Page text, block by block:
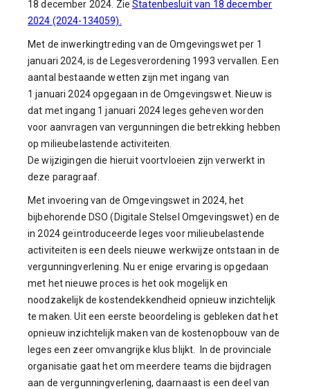
18 december 2024. ZieStatenbesluit van 18 december
2024 (2024-134059).
Met de inwerkingtreding van de Omgevingswet per 1
januari 2024, is de Legesverordening 1993 vervallen. Een
aantal bestaande wetten zijn met ingang van
1 januari 2024 opgegaan in de Omgevingswet. Nieuw is
dat met ingang 1 januari 2024 leges geheven worden
voor aanvragen van vergunningen die betrekking hebben
op milieubelastende activiteiten.
De wijzigingen die hieruit voortvloeien zijn verwerkt in
deze paragraaf.
Met invoering van de Omgevingswet in 2024, het
bijbehorende DSO (Digitale Stelsel Omgevingswet) en de
in 2024 geïntroduceerde leges voor milieubelastende
activiteiten is een deels nieuwe werkwijze ontstaan in de
vergunningverlening. Nu er enige ervaring is opgedaan
met het nieuwe proces is het ook mogelijk en
noodzakelijk de kostendekkendheid opnieuw inzichtelijk
te maken. Uit een eerste beoordeling is gebleken dat het
opnieuw inzichtelijk maken van de kostenopbouw van de
leges een zeer omvangrijke klus blijkt. In de provinciale
organisatie gaat het om meerdere teams die bijdragen
aan de vergunningverlening, daarnaast is een deel van